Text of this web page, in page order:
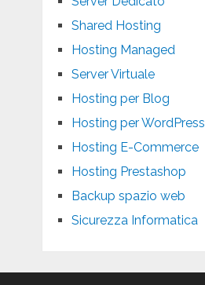
Shared Hosting
Hosting Managed
Server Virtuale
Hosting per Blog
Hosting per WordPress
Hosting E-Commerce
Hosting Prestashop
Backup spazio web
Sicurezza Informatica